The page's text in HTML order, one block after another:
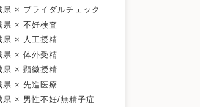
県 × ブライダルチェック
県 × 不妊検査
県 × 人工授精
県 × 体外受精
県 × 顕微授精
県 × 先進医療
県 × 男性不妊/無精子症